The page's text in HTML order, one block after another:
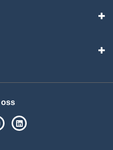
oss
på Facebook
SPSM på Instagram